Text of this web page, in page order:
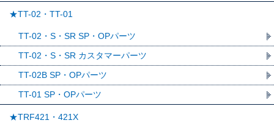
★TT-02・TT-01
TT-02・S・SR SP・OPパーツ
TT-02・S・SR カスタマーパーツ
TT-02B SP・OPパーツ
TT-01 SP・OPパーツ
★TRF421・421X